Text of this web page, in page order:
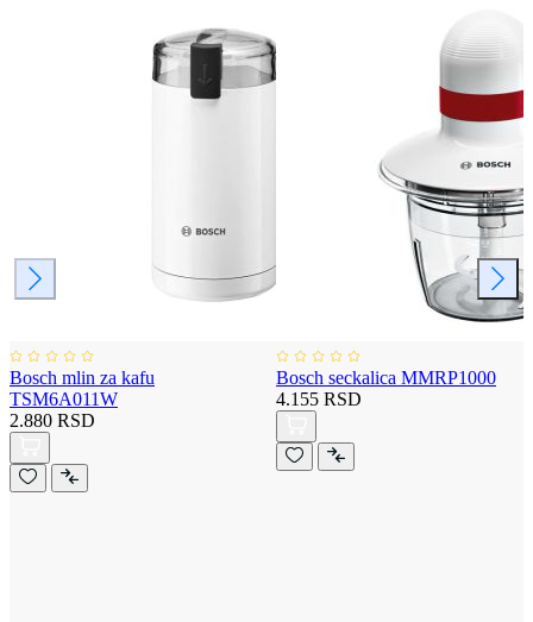
Bosch mlin za kafu
TSM6A011W
2.880 RSD
Bosch seckalica MMRP1000
4.155 RSD